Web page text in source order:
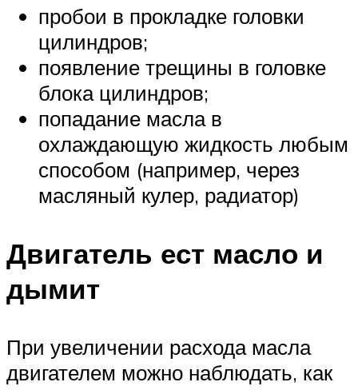
пробои в прокладке головки
цилиндров;
появление трещины в головке
блока цилиндров;
попадание масла в
охлаждающую жидкость любым
способом (например, через
масляный кулер, радиатор)
Двигатель ест масло и
дымит
При увеличении расхода масла
двигателем можно наблюдать, как